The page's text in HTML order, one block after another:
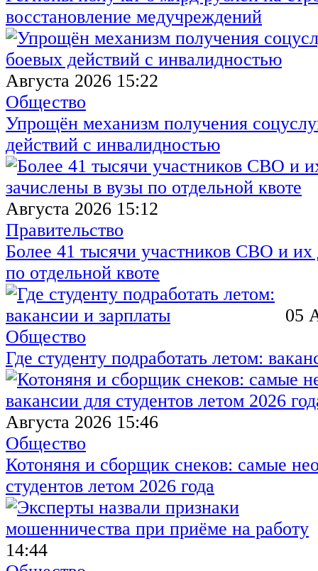
восстановление медучреждений
Августа 2026 15:22
Общество
Упрощён механизм получения
действий с инвалидностью
Августа 2026 15:12
Правительство
Более 41 тысячи участников СВО и их
по отдельной квоте
05
Общество
Где студенту подработать летом:
Августа 2026 15:46
Общество
Котоняня и сборщик снеков: самые
студентов летом 2026 года
14:44